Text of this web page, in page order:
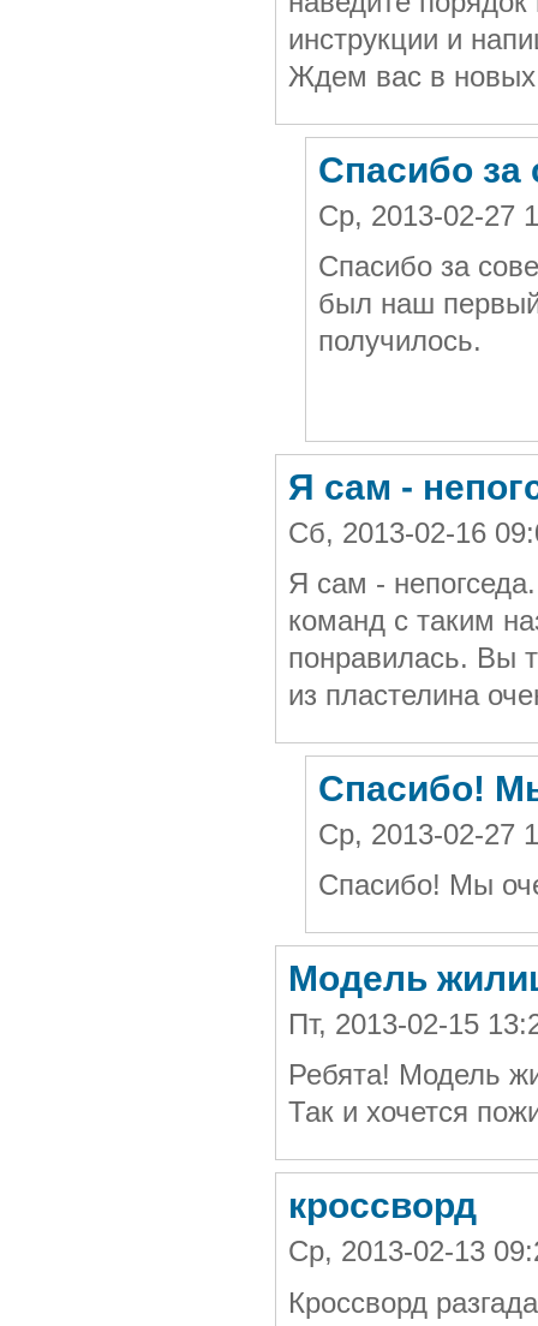
инструкции и
Ждем вас в новых
Спасибо за
Ср, 2013-02-27
Спасибо за
был наш
получилось.
Я сам -
Сб, 2013-02-16
Я сам -
команд с таким
понравилась. Вы
из пластелина
Спасибо!
Ср, 2013-02-27
Спасибо! Мы
Модель
Пт, 2013-02-15
Ребята! Модель
Так и хочется
кроссворд
Ср, 2013-02-13
Кроссворд